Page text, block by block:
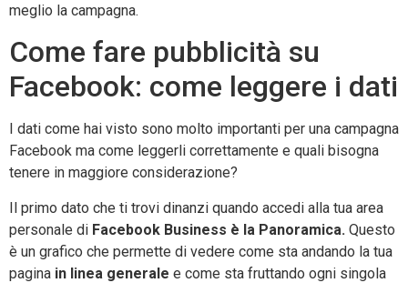
meglio la campagna.
Come fare pubblicità su
Facebook: come leggere i dati
I dati come hai visto sono molto importanti per una campagna
Facebook ma come leggerli correttamente e quali bisogna
tenere in maggiore considerazione?
Il primo dato che ti trovi dinanzi quando accedi alla tua area
personale di Facebook Business è la Panoramica. Questo
è un grafico che permette di vedere come sta andando la tua
pagina in linea generale e come sta fruttando ogni singola